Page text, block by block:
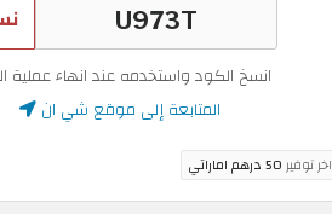
انسخ الكود واستخدمه عند انهاء عملية
المتابعة إلى موقع شي ان
اخر توفير50 درهم اماراتي